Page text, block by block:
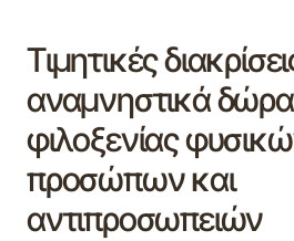
Τιμητικές
αναμνηστικά
φιλοξενίας
προσώπων και
αντιπροσωπειών